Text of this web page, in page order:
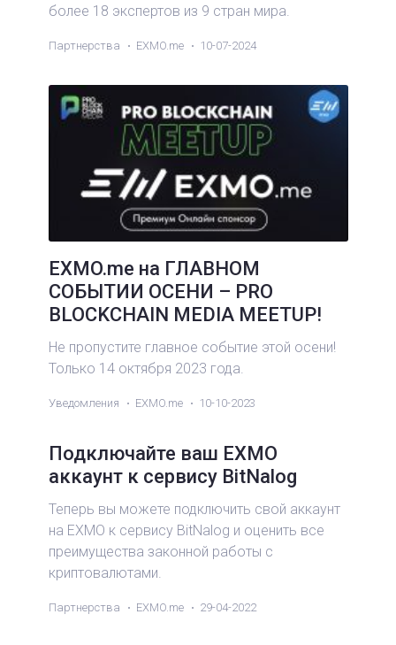
более 18 экспертов из 9 стран мира.
Партнерства EXMO.me 10-07-2024
EXMO.me на ГЛАВНОМ
СОБЫТИИ ОСЕНИ – PRO
BLOCKCHAIN MEDIA MEETUP!
Не пропустите главное событие этой осени!
Только 14 октября 2023 года.
Уведомления EXMO.me 10-10-2023
Подключайте ваш EXMO
аккаунт к сервису BitNalog
Теперь вы можете подключить свой аккаунт
на EXMO к сервису BitNalog и оценить все
преимущества законной работы с
криптовалютами.
Партнерства EXMO.me 29-04-2022